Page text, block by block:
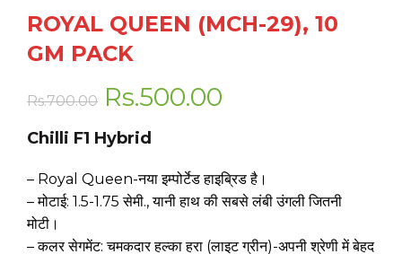
ROYAL QUEEN (MCH-29), 10
GM PACK
Rs.700.00 Original
price
was:
Rs.700.00.
Rs.500.00
is:
Rs.500.00.
Chilli F1 Hybrid
– Royal Queen-नया इम्पोर्टेड हाइब्रिड है।
– मोटाई: 1.5-1.75 सेमी., यानी हाथ की सबसे लंबी उंगली जितनी
मोटी।
– कलर सेगमेंट: चमकदार हल्का हरा (लाइट ग्रीन)-अपनी श्रेणी में बेहद